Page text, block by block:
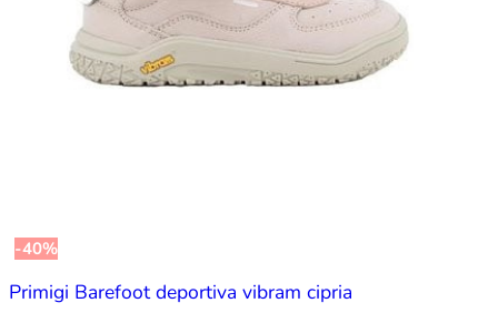
-40%
Primigi Barefoot deportiva vibram cipria